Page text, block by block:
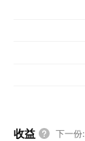
收益 下一份: